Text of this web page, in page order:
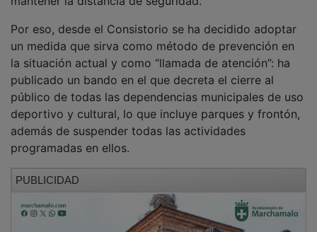
un medida que sirva como método de prevención en
la situación actual y como “llamada de atención”: ha
publicado un bando en el que decreta el cierre al
público de todas las dependencias municipales de uso
deportivo y cultural, lo que incluye parques y frontón,
además de suspender todas las actividades
programadas en ellos.